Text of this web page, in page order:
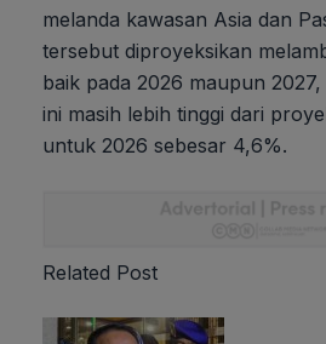
melanda kawasan Asia dan
tersebut diproyeksikan
baik pada 2026 maupun
ini masih lebih tinggi dari
untuk 2026 sebesar 4,6%.
Related Post